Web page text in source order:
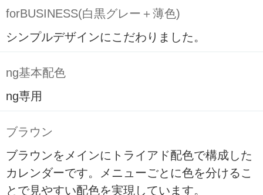
forBUSINESS(白黒グレー＋薄色)
シンプルデザインにこだわりました。
ng基本配色
ng専用
ブラウン
ブラウンをメインにトライアド配色で構成した
カレンダーです。メニューごとに色を分けるこ
とで見やすい配色を実現しています。